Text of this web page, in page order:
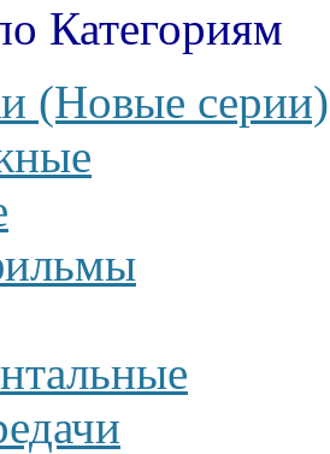
Категориям
(Новые серии)